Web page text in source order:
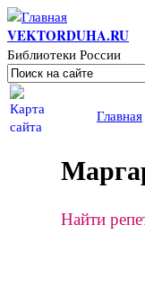
Перейти к основному
VEKTORDUHA.RU
Библиотеки России
Форма поиска
Поиск
Вы здесьГлавная
Найти